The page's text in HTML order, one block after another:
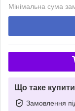
Мінімальна сума
Що таке
Замовлення